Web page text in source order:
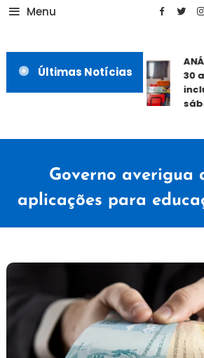
Menu
Últimas Notícias
30
Governo averigua
aplicações para